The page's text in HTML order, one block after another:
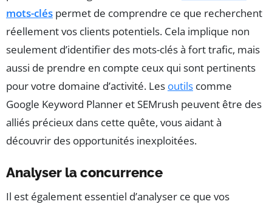
mots-clés permet de comprendre ce que recherchent
réellement vos clients potentiels. Cela implique non
seulement d’identifier des mots-clés à fort trafic, mais
aussi de prendre en compte ceux qui sont pertinents
pour votre domaine d’activité. Les outils comme
Google Keyword Planner et SEMrush peuvent être des
alliés précieux dans cette quête, vous aidant à
découvrir des opportunités inexploitées.
Analyser la concurrence
Il est également essentiel d’analyser ce que vos